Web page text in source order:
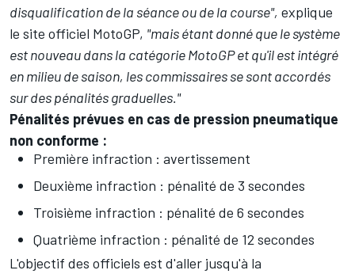
disqualification de la séance ou de la course", explique
le site officiel MotoGP, "mais étant donné que le système
est nouveau dans la catégorie MotoGP et qu'il est intégré
en milieu de saison, les commissaires se sont accordés
sur des pénalités graduelles."
Pénalités prévues en cas de pression pneumatique
non conforme :
Première infraction : avertissement
Deuxième infraction : pénalité de 3 secondes
Troisième infraction : pénalité de 6 secondes
Quatrième infraction : pénalité de 12 secondes
L'objectif des officiels est d'aller jusqu'à la